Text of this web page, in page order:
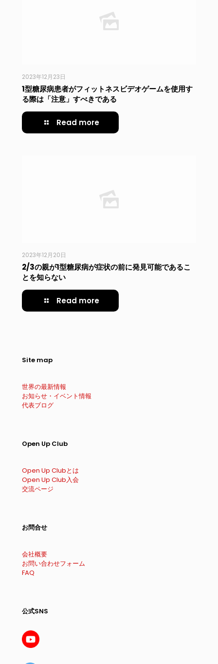
2023年12月23日
1型糖尿病患者がフィットネスビデオゲームを使用す
る際は「注意」すべきである
Read more
2023年12月20日
2/3の親が1型糖尿病が症状の前に発見可能であるこ
とを知らない
Read more
Site map
世界の最新情報
お知らせ・イベント情報
代表ブログ
Open Up Club
Open Up Clubとは
Open Up Club入会
交流ページ
お問合せ
会社概要
お問い合わせフォーム
FAQ
公式SNS